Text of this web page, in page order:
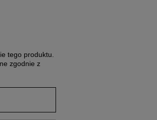
tego produktu.
zgodnie z